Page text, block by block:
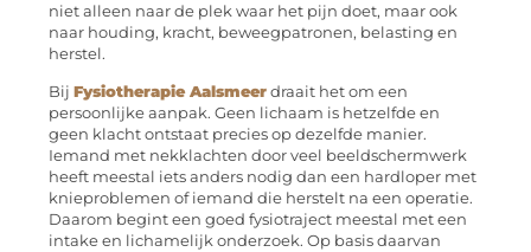
niet alleen naar de plek waar het pijn doet, maar ook
naar houding, kracht, beweegpatronen, belasting en
herstel.
Bij Fysiotherapie Aalsmeer draait het om een
persoonlijke aanpak. Geen lichaam is hetzelfde en
geen klacht ontstaat precies op dezelfde manier.
Iemand met nekklachten door veel beeldschermwerk
heeft meestal iets anders nodig dan een hardloper met
knieproblemen of iemand die herstelt na een operatie.
Daarom begint een goed fysiotraject meestal met een
intake en lichamelijk onderzoek. Op basis daarvan